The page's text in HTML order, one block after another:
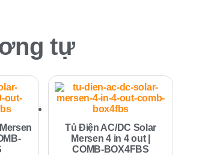
tự
Tủ Điện AC/DC Solar
Mersen 4 in 4 out |
COMB-BOX4FBS